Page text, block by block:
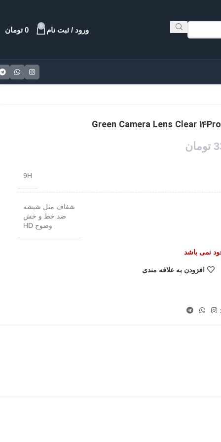
ورود / ثبت نام 0
0 تومان
تومان
9H
شفاف مثل شیشه
ضد خط و خش
وضوح HD
نمی باشد
افزودن به علاقه مندی